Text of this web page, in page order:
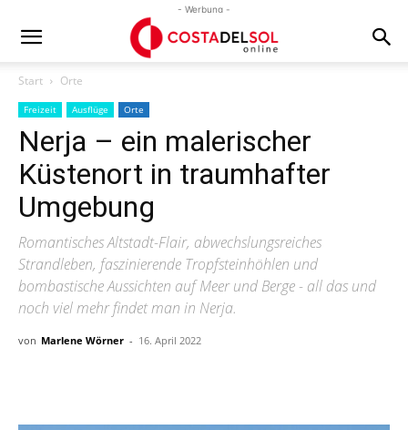
- Werbung -
Start Orte
Freizeit Ausflüge Orte
Nerja – ein malerischer
Küstenort in traumhafter
Umgebung
Romantisches Altstadt-Flair, abwechslungsreiches
Strandleben, faszinierende Tropfsteinhöhlen und
bombastische Aussichten auf Meer und Berge - all das und
noch viel mehr findet man in Nerja.
von Marlene Wörner - 16. April 2022